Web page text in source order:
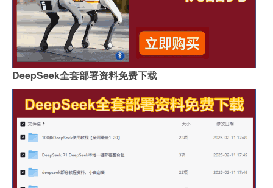
DeepSeek全套部署资料免费下载